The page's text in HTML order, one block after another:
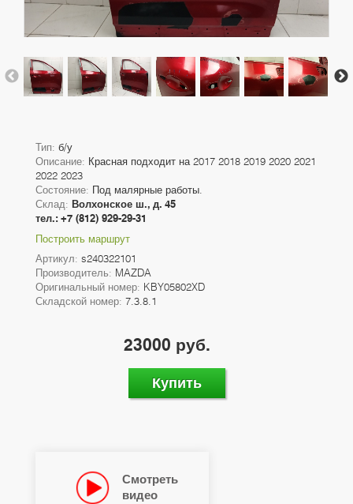
Тип: б/у
Описание: Красная подходит на 2017 2018 2019 2020 2021
2022 2023
Состояние: Под малярные работы.
Склад: Волхонское ш., д. 45
тел.: +7 (812) 929-29-31
Построить маршрут
Артикул: s240322101
Производитель: MAZDA
Оригинальный номер: KBY05802XD
Складской номер: 7.3.8.1
23000 руб.
Купить
Смотреть
видео